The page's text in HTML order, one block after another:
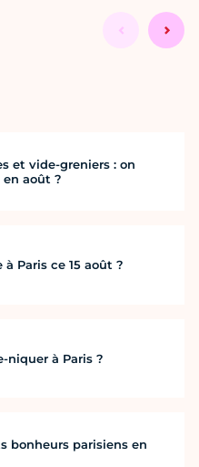
et vide-greniers : on
août ?
à Paris ce 15 août ?
niquer à Paris ?
bonheurs parisiens en